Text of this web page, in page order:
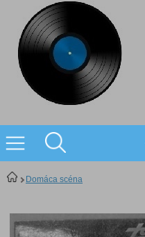
Domáca scéna